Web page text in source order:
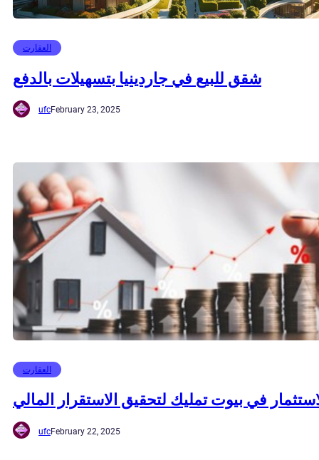
العقارت
شقق للبيع في جاردينيا بتسهيلات بالدفع
ufcFebruary 23, 2025
العقارت
في بيوت تمليك لتحقيق الاستقرار المالي
ufcFebruary 22, 2025